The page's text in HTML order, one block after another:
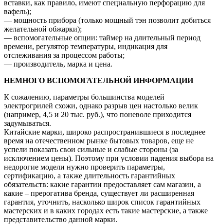
вставки, как правило, имеют специальную перфорацию для
вафель);
— мощность прибора (только мощный тэн позволит добиться
желательной обжарки);
— вспомогательные опции: таймер на длительный период
времени, регулятор температуры, индикация для
отслеживания за процессом работы;
— производитель, марка и цена.
НЕМНОГО ВСПОМОГАТЕЛЬНОЙ ИНФОРМАЦИИ
К сожалению, параметры большинства моделей
электрогрилей схожи, однако разрыв цен настолько велик
(например, 4,5 и 20 тыс. руб.), что поневоле приходится
задумываться.
Китайские марки, широко распространившиеся в последнее
время на отечественном рынке бытовых товаров, еще не
успели показать свои сильные и слабые стороны (за
исключением цены). Поэтому при условии падения выбора на
недорогие модели нужно проверить параметры,
сертификацию, а также длительность гарантийных
обязательств: какие гарантии предоставляет сам магазин, а
какие – прерогатива бренда, существует ли расширенная
гарантия, уточнить, насколько широк список гарантийных
мастерских и в каких городах есть такие мастерские, а также
представительство данной марки.